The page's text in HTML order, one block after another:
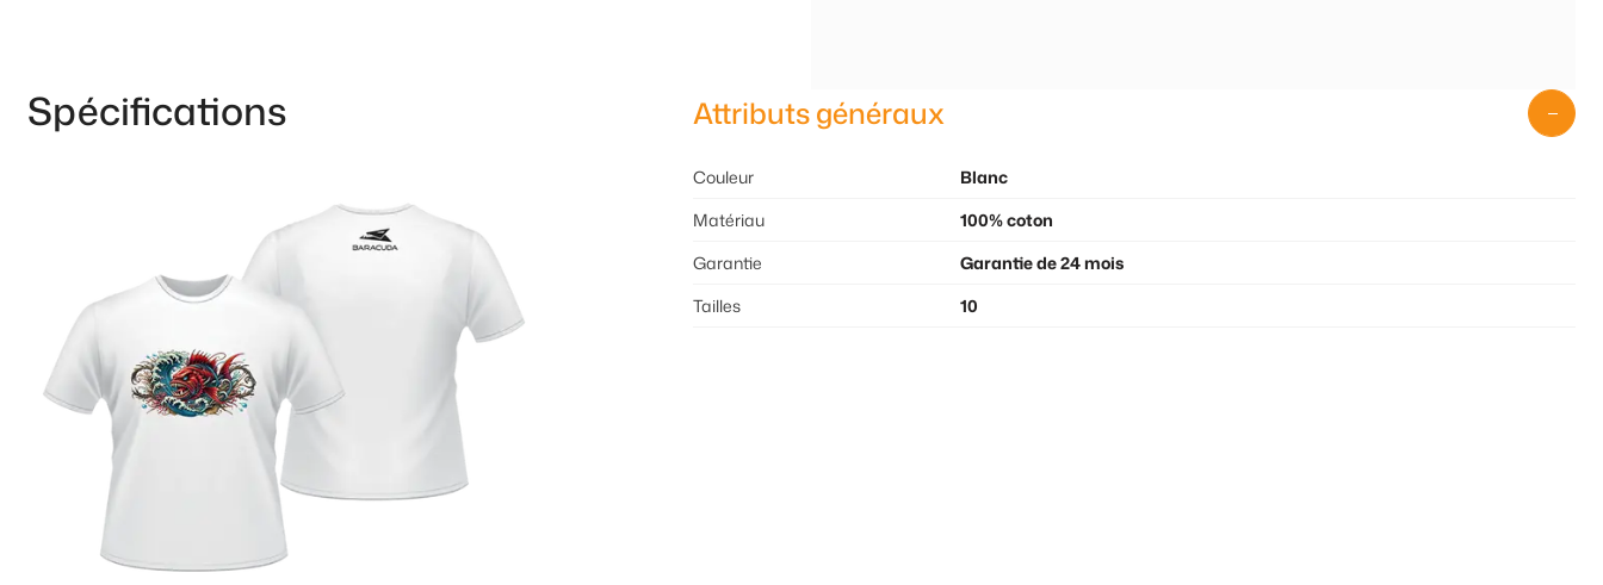
Spécifications Attributs généraux
Couleur
Blanc
Matériau
100% coton
Garantie
Garantie de 24 mois
Tailles
10